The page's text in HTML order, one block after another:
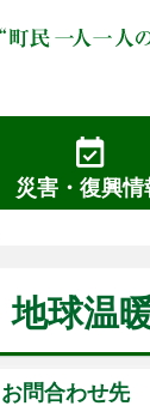
災害・復興情
地球温
お問合わせ先